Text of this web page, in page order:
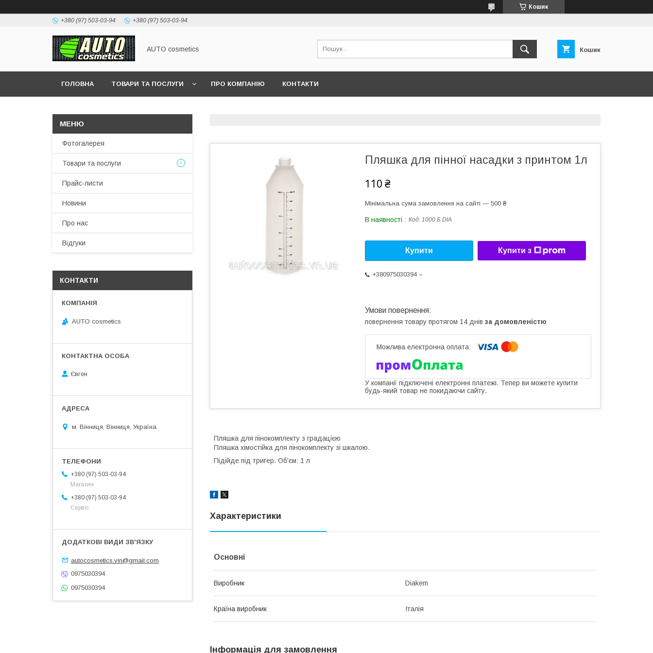
Кошик
+380 (97) 503-03-94 +380 (97) 503-03-94
AUTO cosmetics Кошик
ГОЛОВНА ТОВАРИ ТА ПОСЛУГИ ПРО КОМПАНІЮ КОНТАКТИ
Пляшка для пінної насадки з принтом 1л
110 ₴
Мінімальна сума замовлення на сайті — 500 ₴
В наявності Код: 1000 Б DIA
Купити Купити з
+380975030394
повернення товару протягом 14 днів за домовленістю
У компанії підключені електронні платежі. Тепер ви можете купити
будь-який товар не покидаючи сайту.
Пляшка для пінокомплекту з градацією
Пляшка хімостійка для пінокомплекту зі шкалою.
Підійде під тригер. Об'єм: 1 л
Характеристики
Основні
Виробник Diakem
Країна виробник Італія
Інформація для замовлення
Фотогалерея
Товари та послуги
Прайс-листи
Новини
Про нас
Відгуки
КОНТАКТИ
AUTO cosmetics
Євген
м. Вінниця, Вінниця, Україна
+380 (97) 503-03-94
Магазин
+380 (97) 503-03-94
Сервіс
autocosmetics.vin@gmail.com
0975030394
0975030394